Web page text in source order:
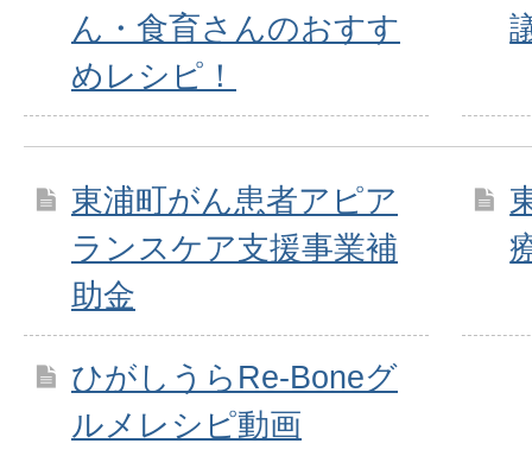
ん・食育さんのおすす
めレシピ！
東浦町がん患者アピア
ランスケア支援事業補
助金
ひがしうらRe-Boneグ
ルメレシピ動画